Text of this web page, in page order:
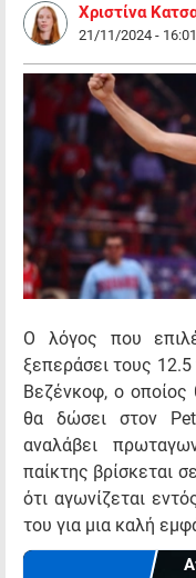
Χριστίνα
21/11/2024 - 16:01
Ο λόγος που
ξεπεράσει τους
Βεζένκοφ, ο
θα δώσει στον
αναλάβει
παίκτης βρίσκεται
ότι αγωνίζεται
του για μια καλή